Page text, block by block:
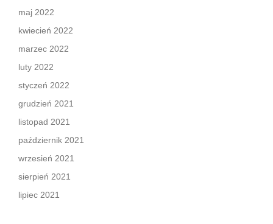
maj 2022
kwiecień 2022
marzec 2022
luty 2022
styczeń 2022
grudzień 2021
listopad 2021
październik 2021
wrzesień 2021
sierpień 2021
lipiec 2021